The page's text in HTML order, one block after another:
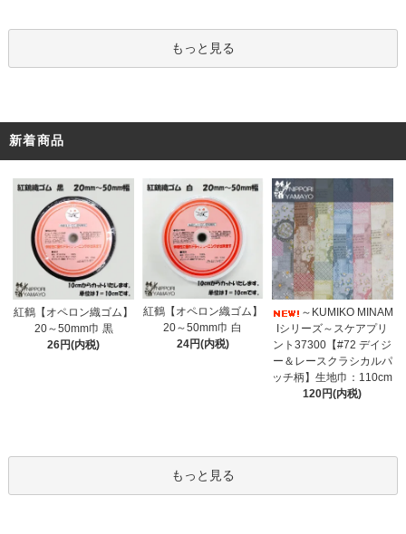
もっと見る
新着商品
紅鶴【オペロン織ゴム】
20～50mm巾 黒
26円(内税)
紅鶴【オペロン織ゴム】
20～50mm巾 白
24円(内税)
～KUMIKO MINAM
Iシリーズ～スケアプリ
ント37300【#72 デイジ
ー＆レースクラシカルパ
ッチ柄】生地巾：110cm
120円(内税)
もっと見る